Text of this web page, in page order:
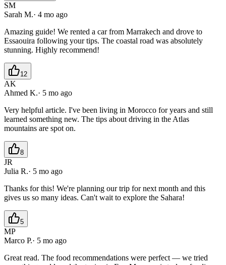
SM
Sarah M.· 4 mo ago
Amazing guide! We rented a car from Marrakech and drove to
Essaouira following your tips. The coastal road was absolutely
stunning. Highly recommend!
12
AK
Ahmed K.· 5 mo ago
Very helpful article. I've been living in Morocco for years and still
learned something new. The tips about driving in the Atlas
mountains are spot on.
8
JR
Julia R.· 5 mo ago
Thanks for this! We're planning our trip for next month and this
gives us so many ideas. Can't wait to explore the Sahara!
5
MP
Marco P.· 5 mo ago
Great read. The food recommendations were perfect — we tried